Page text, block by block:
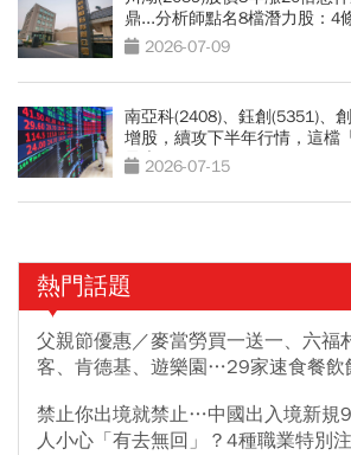
鼎...分析師點名8檔潛力股：4
2026-07-09
南亞科(2408)、鈺創(5351)、
增股，續攻下半年行情，這檔
最大2026-07-15
熱門話題
父親節優惠／麥當勞買一送一、六福
客、肯德基、遊樂園…29家速食餐飲
禁止你出境就禁止…中國出入境新規
人小心「有去無回」？4種職業特別